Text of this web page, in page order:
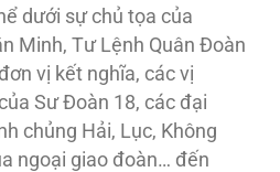
dưới sự chủ tọa của
Minh, Tư Lệnh Quân Ðoàn
vị kết nghĩa, các vị
Sư Ðoàn 18, các đại
chủng Hải, Lục, Không
ngoại giao đoàn… đến